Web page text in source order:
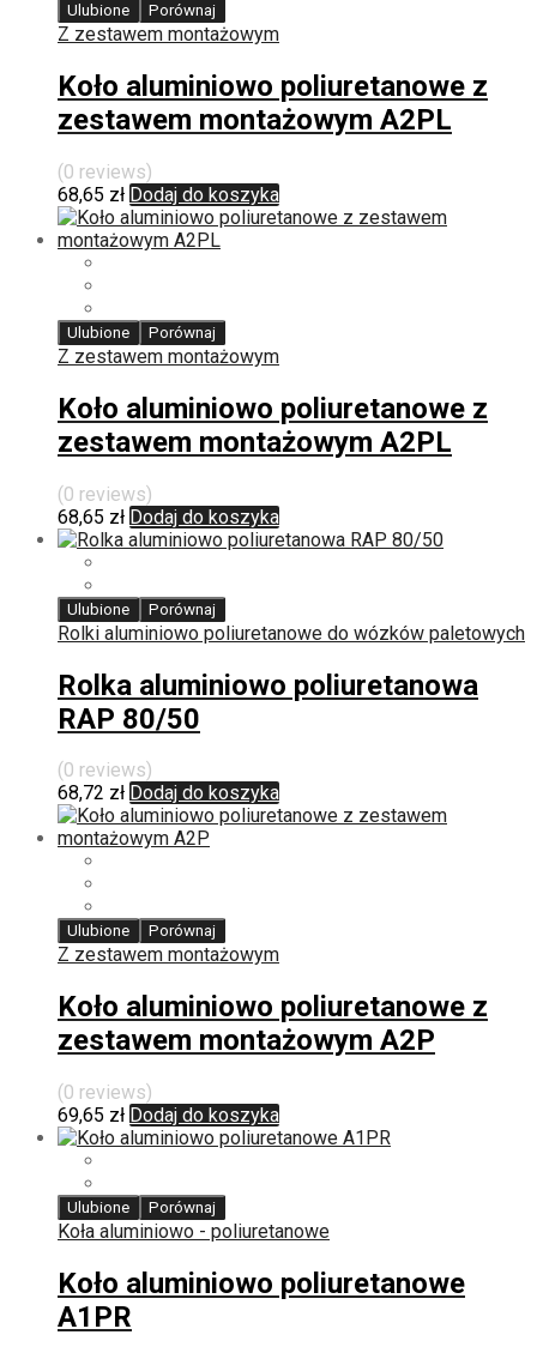
Ulubione Porównaj
Z zestawem montażowym
Koło aluminiowo poliuretanowe z
zestawem montażowym A2PL
(0 reviews)
68,65 zł Dodaj do koszyka
Ulubione Porównaj
Z zestawem montażowym
Koło aluminiowo poliuretanowe z
zestawem montażowym A2PL
(0 reviews)
68,65 zł Dodaj do koszyka
Ulubione Porównaj
Rolki aluminiowo poliuretanowe do wózków paletowych
Rolka aluminiowo poliuretanowa
RAP 80/50
(0 reviews)
68,72 zł Dodaj do koszyka
Ulubione Porównaj
Z zestawem montażowym
Koło aluminiowo poliuretanowe z
zestawem montażowym A2P
(0 reviews)
69,65 zł Dodaj do koszyka
Ulubione Porównaj
Koła aluminiowo - poliuretanowe
Koło aluminiowo poliuretanowe
A1PR